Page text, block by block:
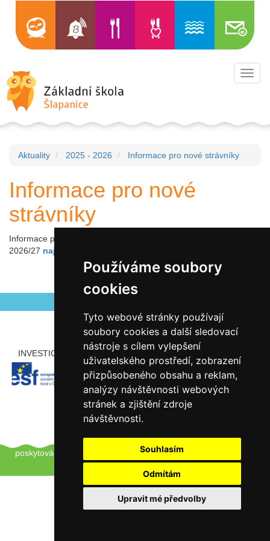
Používáme soubory
cookies
Tyto webové stránky používají
soubory cookies a další sledovací
nástroje s cílem vylepšení
uživatelského prostředí, zobrazení
přizpůsobeného obsahu a reklam,
analýzy návštěvnosti webových
stránek a zjištění zdroje
návštěvnosti.
Souhlasím
Odmítám
Upravit mé předvolby
Aktuality 2025 - 2026 Informace pro nové strávníky
Informace pro nové
strávníky
Informace pro nové zájemce o stravování ve školním roce
2026/27 najdete zde
Autor Antonín Šerý
INVESTICE ROZVOJE DO VZDĚLÁVÁNÍ
Copyright © 2012 - 2026 ZŠ Šlapanice, Tento web používá k
poskytování služeb a analýze návštěvnosti soubory cookie.
úpravu převolby klikněte zde.